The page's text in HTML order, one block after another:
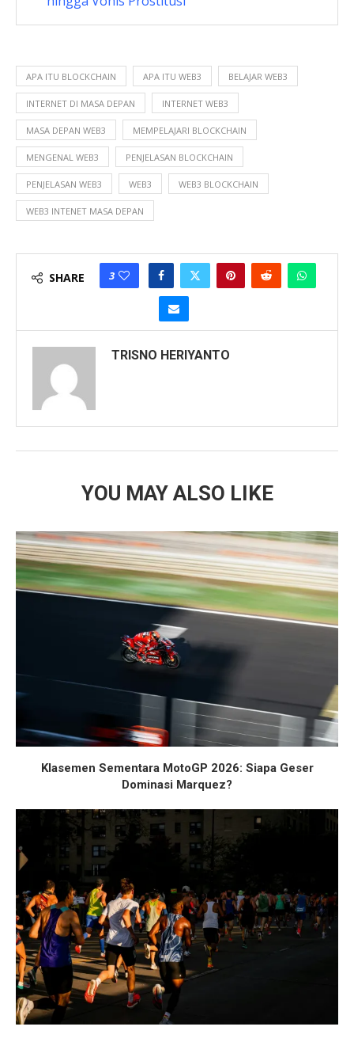
APA ITU BLOCKCHAIN APA ITU WEB3 BELAJAR WEB3
INTERNET DI MASA DEPAN INTERNET WEB3
MASA DEPAN WEB3 MEMPELAJARI BLOCKCHAIN
MENGENAL WEB3 PENJELASAN BLOCKCHAIN
PENJELASAN WEB3 WEB3 WEB3 BLOCKCHAIN
WEB3 INTENET MASA DEPAN
SHARE 3
TRISNO HERIYANTO
YOU MAY ALSO LIKE
Klasemen Sementara MotoGP 2026: Siapa Geser
Dominasi Marquez?